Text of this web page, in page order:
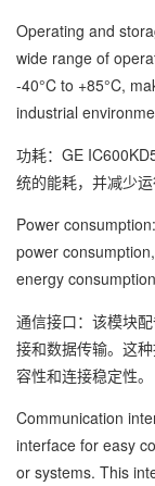
Operating and
wide range of
-40°C to +85°C,
industrial
功耗：GE
统的能耗，并减少运
Power
power
energy
通信接口：该模块
接和数据传输。这
容性和连接稳定性。
Communication
interface for easy
or systems. This